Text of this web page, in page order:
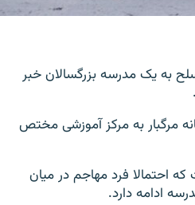
حمله فردی مسلح به یک مدرسه بزرگسالان خبر
حادثه حمله مسلحانه مرگبار به مرکز آموزشی مختص
احتمالا فرد مهاجم در میان
ادامه دارد.